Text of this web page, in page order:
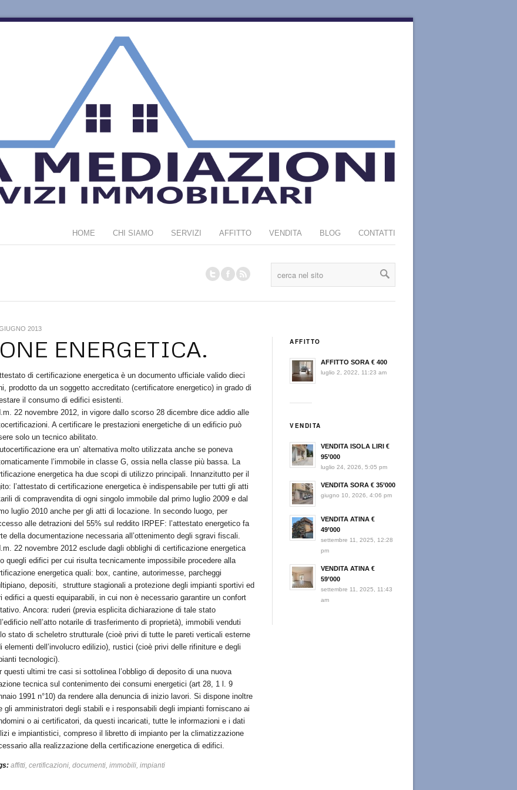
HOME CHI SIAMO SERVIZI AFFITTO VENDITA BLOG CONTATTI
ENERGETICA.
2013
di certificazione energetica è un documento ufficiale valido dieci
prodotto da un soggetto accreditato (certificatore energetico) in grado di
il consumo di edifici esistenti.
22 novembre 2012, in vigore dallo scorso 28 dicembre dice addio alle
A certificare le prestazioni energetiche di un edificio può
solo un tecnico abilitato.
era un’ alternativa molto utilizzata anche se poneva
l’immobile in classe G, ossia nella classe più bassa. La
energetica ha due scopi di utilizzo principali. Innanzitutto per il
l’attestato di certificazione energetica è indispensabile per tutti gli atti
di compravendita di ogni singolo immobile dal primo luglio 2009 e dal
luglio 2010 anche per gli atti di locazione. In secondo luogo, per
alle detrazioni del 55% sul reddito IRPEF: l’attestato energetico fa
della documentazione necessaria all’ottenimento degli sgravi fiscali.
22 novembre 2012 esclude dagli obblighi di certificazione energetica
quegli edifici per cui risulta tecnicamente impossibile procedere alla
energetica quali: box, cantine, autorimesse, parcheggi
depositi, strutture stagionali a protezione degli impianti sportivi ed
edifici a questi equiparabili, in cui non è necessario garantire un confort
Ancora: ruderi (previa esplicita dichiarazione di tale stato
nell’atto notarile di trasferimento di proprietà), immobili venduti
stato di scheletro strutturale (cioè privi di tutte le pareti verticali esterne
elementi dell’involucro edilizio), rustici (cioè privi delle rifiniture e degli
tecnologici).
questi ultimi tre casi si sottolinea l’obbligo di deposito di una nuova
tecnica sul contenimento dei consumi energetici (art 28, 1 l. 9
1991 n°10) da rendere alla denuncia di inizio lavori. Si dispone inoltre
gli amministratori degli stabili e i responsabili degli impianti forniscano ai
o ai certificatori, da questi incaricati, tutte le informazioni e i dati
e impiantistici, compreso il libretto di impianto per la climatizzazione
alla realizzazione della certificazione energetica di edifici.
affitti, certificazioni, documenti, immobili, impianti
AFFITTO
AFFITTO SORA € 400
luglio 2, 2022, 11:23 am
VENDITA
VENDITA ISOLA LIRI €
95’000
luglio 24, 2026, 5:05 pm
VENDITA SORA € 35’000
giugno 10, 2026, 4:06 pm
VENDITA ATINA €
49’000
settembre 11, 2025, 12:28
pm
VENDITA ATINA €
59’000
settembre 11, 2025, 11:43
am